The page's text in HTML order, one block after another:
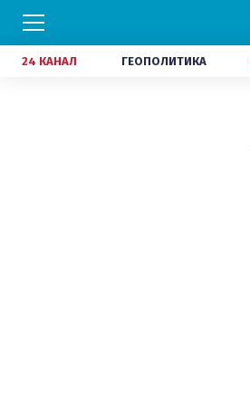
24 КАНАЛ ГЕОПОЛИТИКА